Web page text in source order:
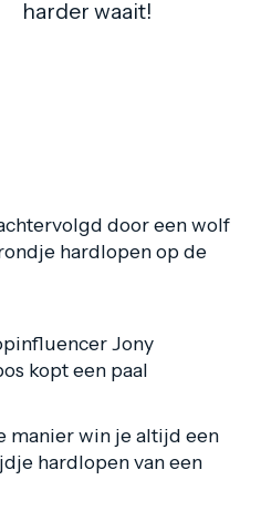
harder waait!
door een wolf
hardlopen op de
Jony
kopt een paal
manier win je altijd een
hardlopen van een